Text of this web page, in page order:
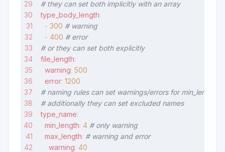
# they can set both implicitly with an array
type_body_length:
  -
300 # warning
  -
400 # error
# or they can set both explicitly
file_length:
  warning
: 500
  error
: 1200
# naming rules can set warnings/errors for min_length
# additionally they can set excluded names
type_name:
  min_length
: 4 # only warning
  max_length
: # warning and error
    warning
: 40